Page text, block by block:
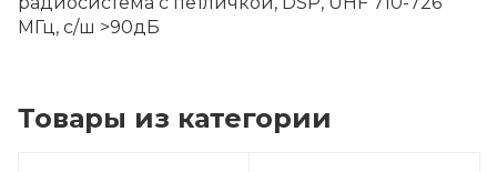
МГц, с/ш >90дБ
Товары из категории